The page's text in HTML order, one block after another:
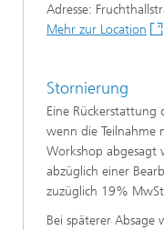
Adresse:
Mehr zur Location
Stornierung
Eine Rückerstattung
wenn die Teilnahme
Workshop abgesagt
abzüglich einer
zuzüglich 19%
Bei späterer Absage